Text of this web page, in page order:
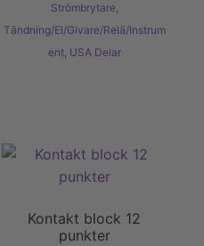
Strömbrytare,
Tändning/El/Givare/Relä/Instrum
ent, USA Delar
Kontakt block 12
punkter